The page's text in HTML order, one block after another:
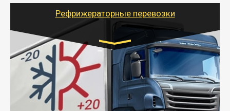
для погрузочно-разгрузочных работ при перевозке.
Рефрижераторные перевозки
Транспорт:
Газель (1,5 и 3 тонны), Бычок, Еврофура от 5 до
10 тонн
от 6000 руб.